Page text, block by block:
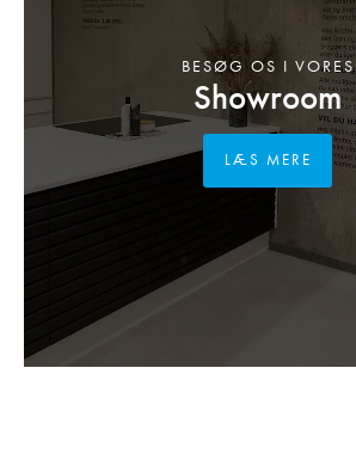
Showroom
BESØG OS I VORES
LÆS MERE